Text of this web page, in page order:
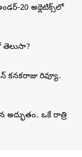
20 అథ్లెటిక్స్‌లో
తెలుసా?
కనకరాజు రివ్యూ..
అద్భుతం.. ఒకే రాత్రి